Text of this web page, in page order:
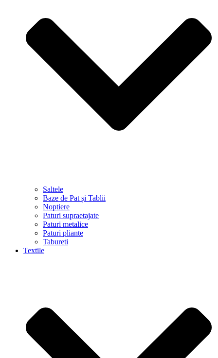
Saltele
Baze de Pat și Tablii
Noptiere
Paturi supraetajate
Paturi metalice
Paturi pliante
Tabureti
Textile